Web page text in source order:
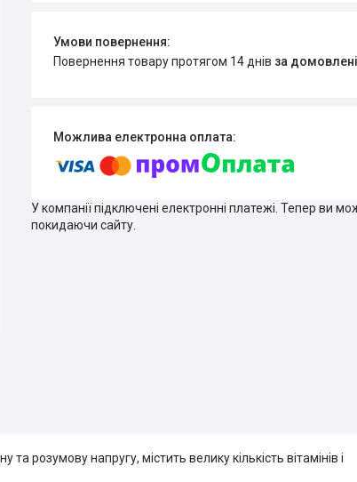
повернення товару протягом 14 днів за
У компанії підключені електронні платежі. Тепер ви
покидаючи сайту.
розумову напругу, містить велику кількість вітамінів і